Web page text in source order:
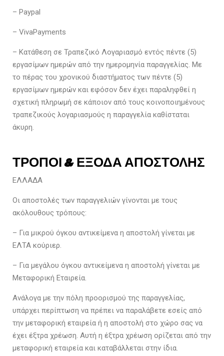
– Paypal
– VivaPayments
– Κατάθεση σε Τραπεζικό Λογαριασμό εντός πέντε (5)
εργασίμων ημερών από την ημερομηνία παραγγελίας. Με
το πέρας του χρονικού διαστήματος των πέντε (5)
εργασίμων ημερών και εφόσον δεν έχει παραληφθεί η
σχετική πληρωμή σε κάποιον από τους κοινοποιημένους
τραπεζικούς λογαριασμούς η παραγγελία καθίσταται
άκυρη.
ΤΡΟΠΟΙ & ΕΞΟΔΑ ΑΠΟΣΤΟΛΗΣ
ΕΛΛΑΔΑ
Οι αποστολές των παραγγελιών γίνονται με τους
ακόλουθους τρόπους:
– Για μικρού όγκου αντικείμενα η αποστολή γίνεται με
ΕΛΤΑ κούριερ.
– Για μεγάλου όγκου αντικείμενα η αποστολή γίνεται με
Μεταφορική Εταιρεία.
Ανάλογα με την πόλη προορισμού της παραγγελίας,
υπάρχει περίπτωση να πρέπει να παραλάβετε εσείς από
την μεταφορική εταιρεία ή η αποστολή στο χώρο σας να
έχει έξτρα χρέωση. Αυτή η έξτρα χρέωση ορίζεται από την
μεταφορική εταιρεία και καταβάλλεται στην ίδια.